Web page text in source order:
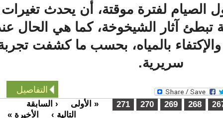
لفترة موقتة، أن يحدث تغيرات
آثار الشيخوخة، كما هي الحال عند
بالمياه، بحسب ما كشفت تجربة
سريرية.
التفاصيل
« الأولى ‹ السابقة 268
269
270
271
التالية › الأخيرة »